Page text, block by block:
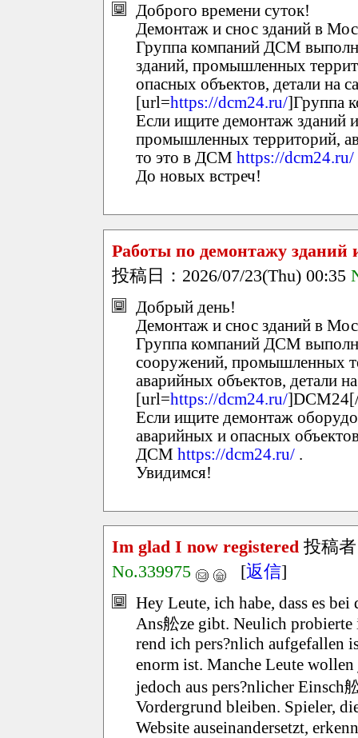
Доброго времени суток!
Демонтаж и снос зданий в
Группа компаний ДСМ
зданий, промышленных
опасных объектов, детали на
[url=https://dcm24.ru/]Группа
Если ищите демонтаж зданий
промышленных территорий,
то это в ДСМ https://dcm24.ru/
До новых встреч!
Работы по демонтажу зданий
投稿日：2026/07/23(Thu) 00:35
Добрый день!
Демонтаж и снос зданий в
Группа компаний ДСМ
сооружений, промышленных
аварийных объектов, детали
[url=https://dcm24.ru/
Если ищите демонтаж
аварийных и опасных
ДСМ https://dcm24.ru/ .
Увидимся!
Im glad I now registered 投稿
No.339975
[返信]
Hey Leute, ich habe, dass es
Ans舩ze gibt. Neulich probierte
rend ich pers?nlich aufgefallen
enorm ist. Manche Leute
jedoch aus pers?nlicher Einsch
Vordergrund bleiben. Spieler,
Website auseinandersetzt,